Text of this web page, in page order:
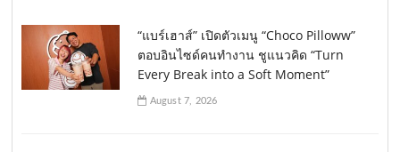
“แบร์เฮาส์” เปิดตัวเมนู “Choco Pilloww”
ตอบอินไซด์คนทำงาน ชูแนวคิด “Turn
Every Break into a Soft Moment”
August 7, 2026